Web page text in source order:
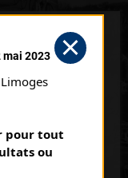
mai 2023
pour tout
ou